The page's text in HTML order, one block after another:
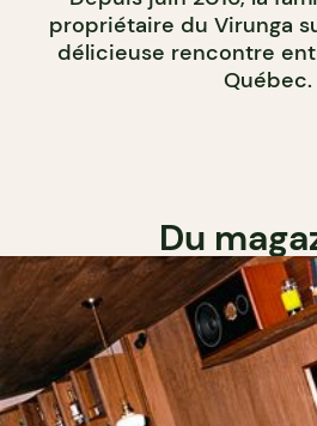
propriétaire du Virunga
délicieuse rencontre
Québec.
Du